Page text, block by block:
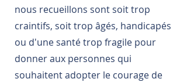
nous recueillons sont soit trop
craintifs, soit trop âgés, handicapés
ou d'une santé trop fragile pour
donner aux personnes qui
souhaitent adopter le courage de